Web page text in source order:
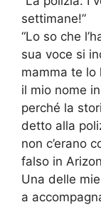
settimane!”
“Lo so che
sua voce si
mamma te lo
il mio nome
perché la
detto alla
non c’erano
falso in
Una delle
a